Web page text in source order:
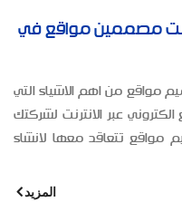
مصممين مواقع في
مواقع من اهم الاشياء التي
عبر الانترنت لشركتك
تتعاقد معها لانشاء
المزيد